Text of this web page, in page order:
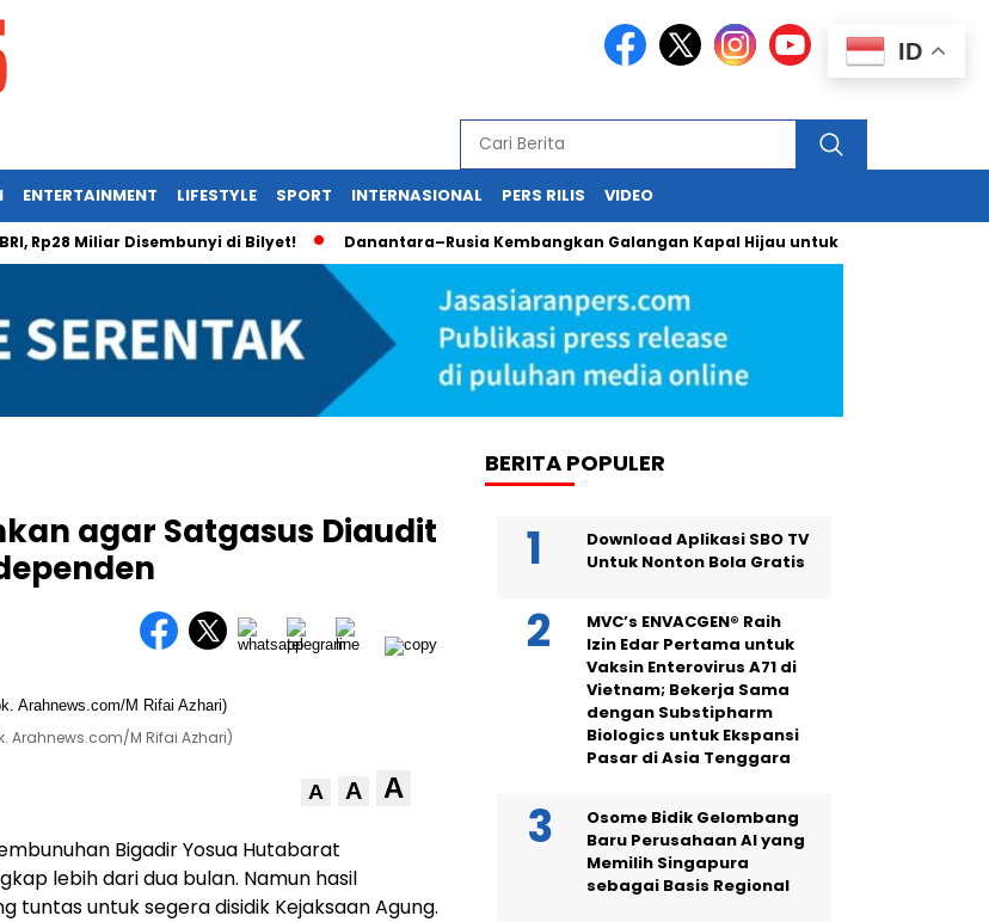
ENTERTAINMENT LIFESTYLE SPORT INTERNASIONAL PERS RILIS VIDEO
Miliar Disembunyi di Bilyet! Danantara–Rusia Kembangkan Galangan Kapal Hijau untuk Bangkitkan Maritim
agar Satgasus Diaudit
Arahnews.com/M Rifai Azhari)
A A A
Bigadir Yosua Hutabarat
lebih dari dua bulan. Namun hasil
tuntas untuk segera disidik Kejaksaan Agung.
BERITA POPULER
Download Aplikasi SBO TV
Untuk Nonton Bola Gratis
MVC’s ENVACGEN® Raih
Izin Edar Pertama untuk
Vaksin Enterovirus A71 di
Vietnam; Bekerja Sama
dengan Substipharm
Biologics untuk Ekspansi
Pasar di Asia Tenggara
Osome Bidik Gelombang
Baru Perusahaan AI yang
Memilih Singapura
sebagai Basis Regional
ID